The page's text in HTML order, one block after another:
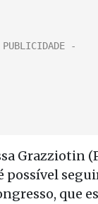
Grazziotin
possível
que